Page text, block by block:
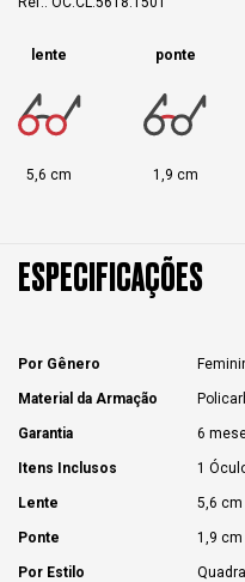
lente
5,6 cm
ponte
1,9 cm
ESPECIFICAÇÕES
Por Gênero
Material da Armação
Garantia 6
Itens Inclusos 1
Lente 5,6 cm
Ponte 1,9 cm
Por Estilo